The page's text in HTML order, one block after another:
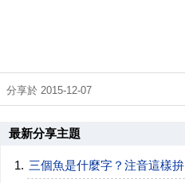
分享於 2015-12-07
最新分享主題
三個魚是什麼字？注音這樣拚